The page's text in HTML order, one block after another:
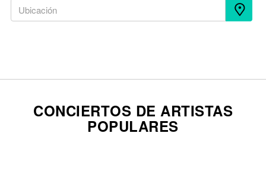
CONCIERTOS DE ARTISTAS
POPULARES